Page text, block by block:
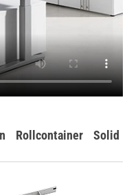
Rollcontainer Solid